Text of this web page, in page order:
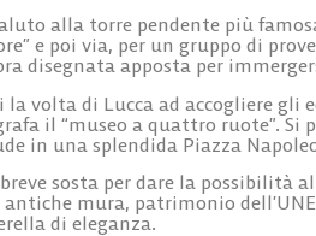
alla torre pendente più
e poi via, per un gruppo di
disegnata apposta per
la volta di Lucca ad accogliere
il “museo a quattro ruote”. Si
in una splendida Piazza
sosta per dare la possibilità
mura, patrimonio
di eleganza.